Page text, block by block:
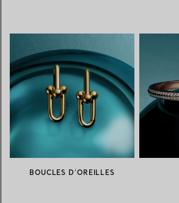
BOUCLES D’OREILLES